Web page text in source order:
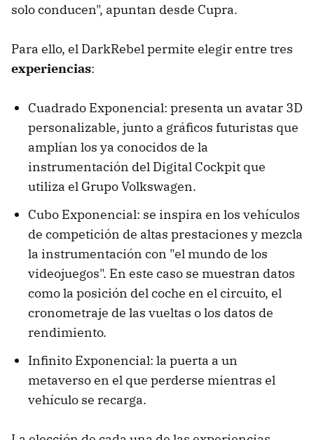
solo conducen", apuntan desde Cupra.
Para ello, el DarkRebel permite elegir entre tres
experiencias:
Cuadrado Exponencial: presenta un avatar 3D
personalizable, junto a gráficos futuristas que
amplían los ya conocidos de la
instrumentación del Digital Cockpit que
utiliza el Grupo Volkswagen.
Cubo Exponencial: se inspira en los vehículos
de competición de altas prestaciones y mezcla
la instrumentación con "el mundo de los
videojuegos". En este caso se muestran datos
como la posición del coche en el circuito, el
cronometraje de las vueltas o los datos de
rendimiento.
Infinito Exponencial: la puerta a un
metaverso en el que perderse mientras el
vehículo se recarga.